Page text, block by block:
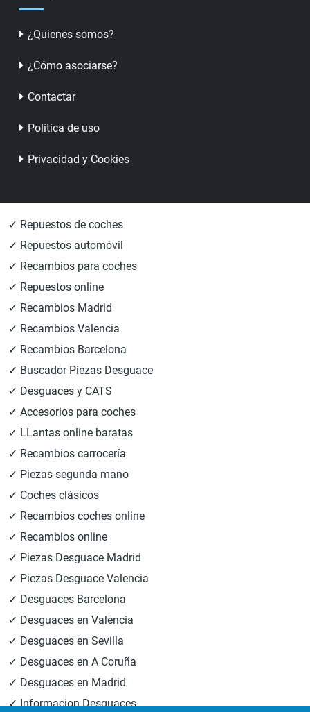
¿Quienes somos?
¿Cómo asociarse?
Contactar
Política de uso
Privacidad y Cookies
✓ Repuestos de coches
✓ Repuestos automóvil
✓ Recambios para coches
✓ Repuestos online
✓ Recambios Madrid
✓ Recambios Valencia
✓ Recambios Barcelona
✓ Buscador Piezas Desguace
✓ Desguaces y CATS
✓ Accesorios para coches
✓ LLantas online baratas
✓ Recambios carrocería
✓ Piezas segunda mano
✓ Coches clásicos
✓ Recambios coches online
✓ Recambios online
✓ Piezas Desguace Madrid
✓ Piezas Desguace Valencia
✓ Desguaces Barcelona
✓ Desguaces en Valencia
✓ Desguaces en Sevilla
✓ Desguaces en A Coruña
✓ Desguaces en Madrid
✓ Informacion Desguaces